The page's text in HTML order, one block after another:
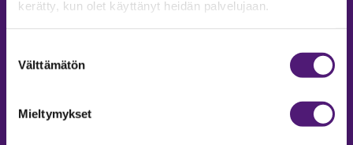
kerätty, kun olet käyttänyt heidän palvelujaan.
valinta
Välttämätön
Mieltymykset
Tiedustelut & Varaukset